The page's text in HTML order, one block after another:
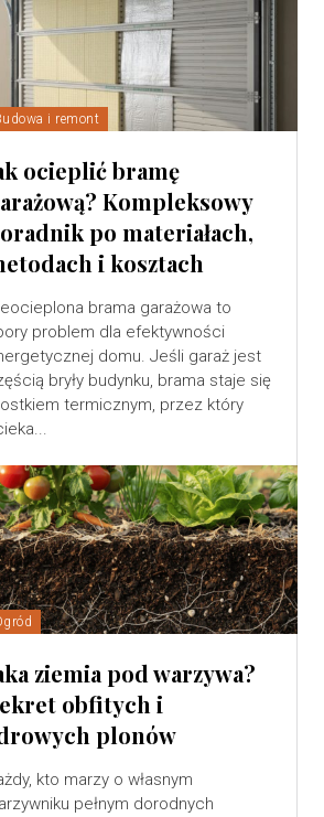
i remont
ocieplić bramę
Kompleksowy
po materiałach,
i kosztach
brama garażowa to
problem dla efektywności
domu. Jeśli garaż jest
bryły budynku, brama staje się
termicznym, przez który
ziemia pod warzywa?
obfitych i
plonów
kto marzy o własnym
pełnym dorodnych